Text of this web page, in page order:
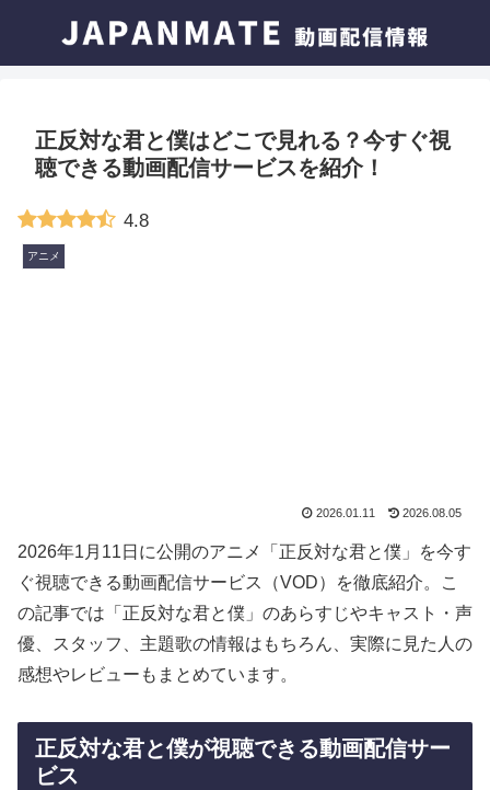
正反対な君と僕はどこで見れる？今すぐ視
聴できる動画配信サービスを紹介！
4.8
アニメ
2026.01.11 2026.08.05
2026年1月11日に公開のアニメ「正反対な君と僕」を今す
ぐ視聴できる動画配信サービス（VOD）を徹底紹介。こ
の記事では「正反対な君と僕」のあらすじやキャスト・声
優、スタッフ、主題歌の情報はもちろん、実際に見た人の
感想やレビューもまとめています。
正反対な君と僕が視聴できる動画配信サー
ビス